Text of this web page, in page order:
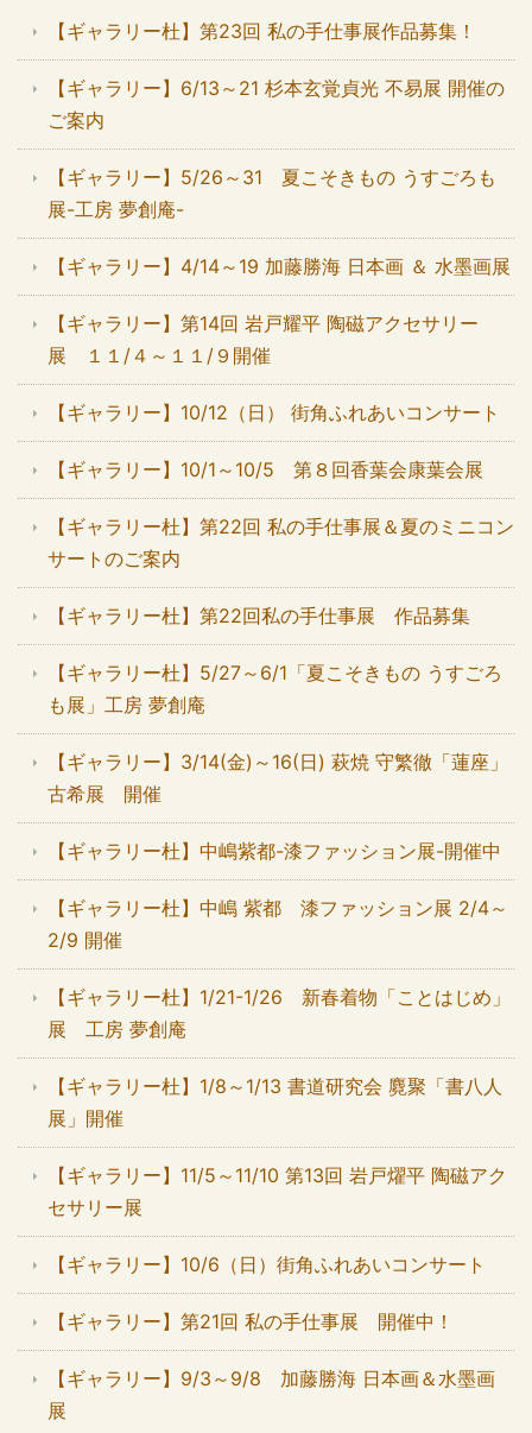
【ギャラリー杜】第23回 私の手仕事展作品募集！
【ギャラリー】6/13～21 杉本玄覚貞光 不易展 開催の
ご案内
【ギャラリー】5/26～31 夏こそきもの うすごろも
展-工房 夢創庵-
【ギャラリー】4/14～19 加藤勝海 日本画 ＆ 水墨画展
【ギャラリー】第14回 岩戸耀平 陶磁アクセサリー
展 １１/４～１１/９開催
【ギャラリー】10/12（日） 街角ふれあいコンサート
【ギャラリー】10/1～10/5 第８回香葉会康葉会展
【ギャラリー杜】第22回 私の手仕事展＆夏のミニコン
サートのご案内
【ギャラリー杜】第22回私の手仕事展 作品募集
【ギャラリー杜】5/27～6/1「夏こそきもの うすごろ
も展」工房 夢創庵
【ギャラリー】3/14(金)～16(日) 萩焼 守繁徹「蓮座」
古希展 開催
【ギャラリー杜】中嶋紫都-漆ファッション展-開催中
【ギャラリー杜】中嶋 紫都 漆ファッション展 2/4～
2/9 開催
【ギャラリー杜】1/21-1/26 新春着物「ことはじめ」
展 工房 夢創庵
【ギャラリー杜】1/8～1/13 書道研究会 麑聚「書八人
展」開催
【ギャラリー】11/5～11/10 第13回 岩戸燿平 陶磁アク
セサリー展
【ギャラリー】10/6（日）街角ふれあいコンサート
【ギャラリー】第21回 私の手仕事展 開催中！
【ギャラリー】9/3～9/8 加藤勝海 日本画＆水墨画
展